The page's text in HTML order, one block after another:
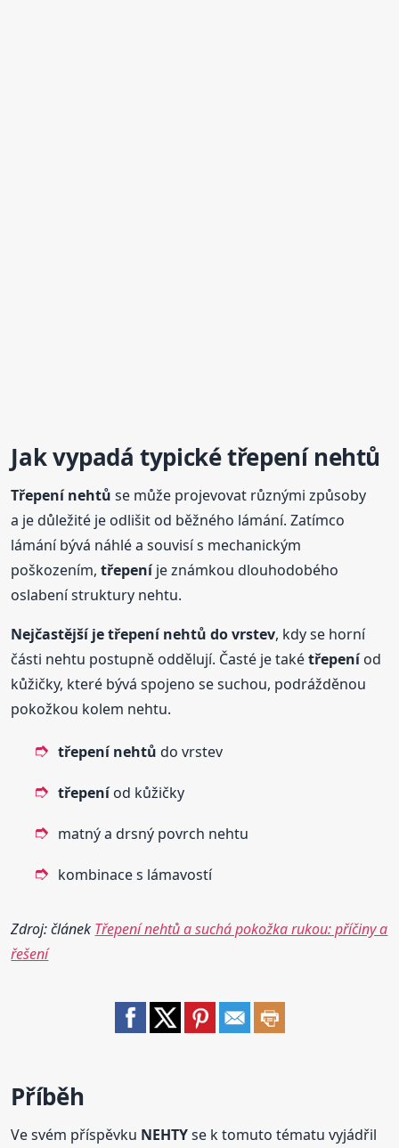
Jak vypadá typickétřepení nehtů
Třepení nehtů se může projevovat různými způsoby
a je důležité je odlišit od běžného lámání. Zatímco
lámání bývá náhlé a souvisí s mechanickým
poškozením,třepeníje známkou dlouhodobého
oslabení struktury nehtu.
Nejčastější jetřepení nehtů do vrstev, kdy se horní
části nehtu postupně oddělují. Časté je takétřepeníod
kůžičky, které bývá spojeno se suchou, podrážděnou
pokožkou kolem nehtu.
třepení nehtů do vrstev
třepeníod kůžičky
matný a drsný povrch nehtu
kombinace s lámavostí
Zdroj: článek Třepení nehtů a suchá pokožka rukou: příčiny a
řešení
Příběh
Ve svém příspěvku NEHTYse k tomuto tématu vyjádřil